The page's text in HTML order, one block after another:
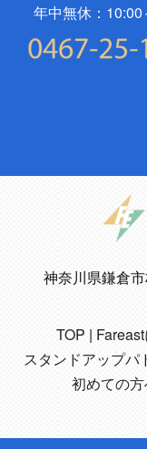
年中無休：10:00
神奈川県鎌倉
TOP
スタンドアップパ
初めての